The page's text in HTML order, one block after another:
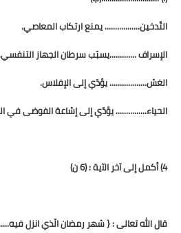
التّدخين................. يمنع ارتكاب المعاصي.
الإسراف .............يسبّب سرطان الجهاز
الغش.................. يؤدّي إلى الإفلاس.
الحياء............... يؤدّي إلى إشاعة الفوضى في
4) أكمل إلى آخر الآية : (6 ن)
قال الله تعالى : { شهر رمضان الّذي انزل فيه...............} الآية